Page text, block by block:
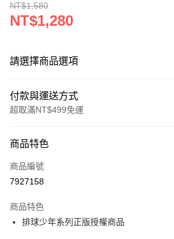
NT$1,580
NT$1,280
請選擇商品選項
付款與運送方式
超取滿NT$499免運
信用卡一次付款
超商取貨付款
Apple Pay
商品特色
商品編號
7927158
商品特色
排球少年系列正版授權商品